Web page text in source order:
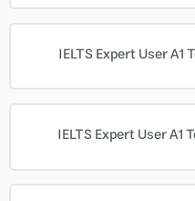
IELTS Expert User
IELTS Expert User A1